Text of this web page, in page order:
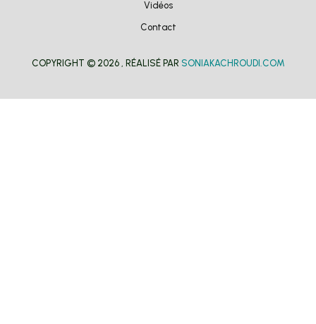
Vidéos
Contact
COPYRIGHT © 2026 , RÉALISÉ PAR SONIAKACHROUDI.COM